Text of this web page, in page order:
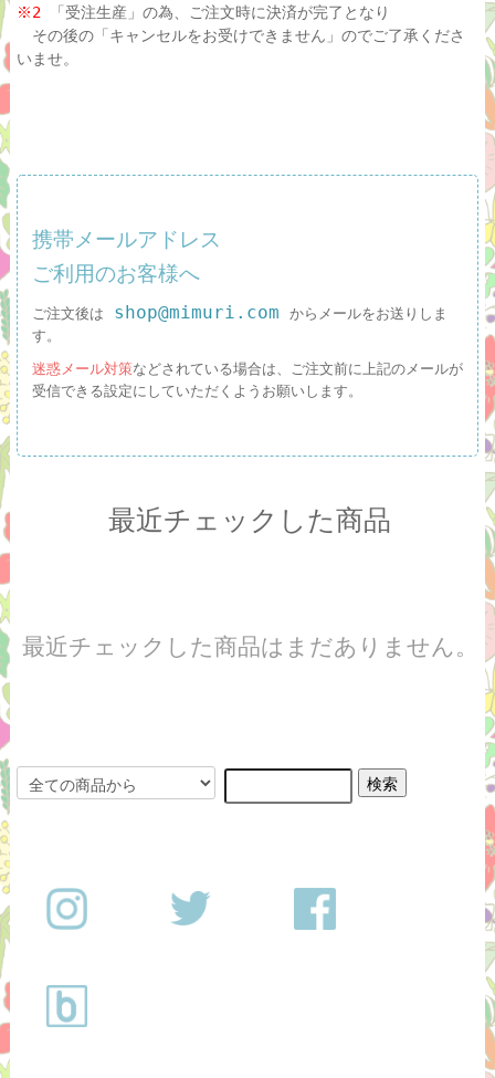
※2
「受注生産」の為、ご注文時に決済が完了となり
その後の「キャンセルをお受けできません」のでご了承くださ
いませ。
携帯メールアドレス
ご利用のお客様へ
ご注文後は shop@mimuri.com
からメールをお送りしま
す。
迷惑メール対策などされている場合は、ご注文前に上記のメールが
受信できる設定にしていただくようお願いします。
最近チェックした商品
最近チェックした商品はまだありません。